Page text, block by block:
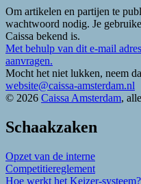
Om artikelen en partijen te
wachtwoord nodig. Je
Caissa bekend is.
Met behulp van dit e-mail
aanvragen.
Mocht het niet lukken, neem
website@caissa-amsterdam.nl
© 2026 Caissa Amsterdam,
Schaakzaken
Opzet van de interne
Competitiereglement
Hoe werkt het Keizer-systeem?